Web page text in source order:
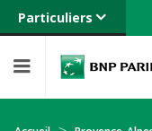
Particuliers
Banque privée
Entreprises